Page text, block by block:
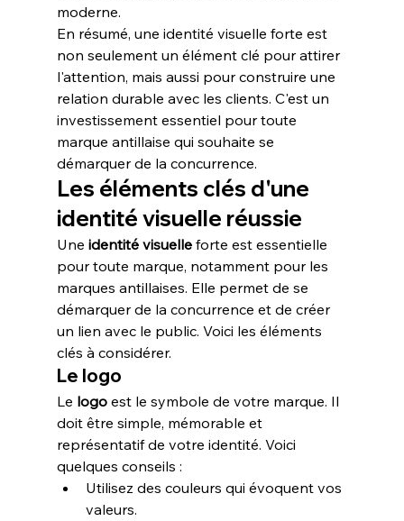
moderne.
En résumé, une identité visuelle forte est
non seulement un élément clé pour attirer
l'attention, mais aussi pour construire une
relation durable avec les clients. C'est un
investissement essentiel pour toute
marque antillaise qui souhaite se
démarquer de la concurrence.
Les éléments clés d'une
identité visuelle réussie
Une identité visuelle forte est essentielle
pour toute marque, notamment pour les
marques antillaises. Elle permet de se
démarquer de la concurrence et de créer
un lien avec le public. Voici les éléments
clés à considérer.
Le logo
Le logo est le symbole de votre marque. Il
doit être simple, mémorable et
représentatif de votre identité. Voici
quelques conseils :
Utilisez des couleurs qui évoquent vos
valeurs.